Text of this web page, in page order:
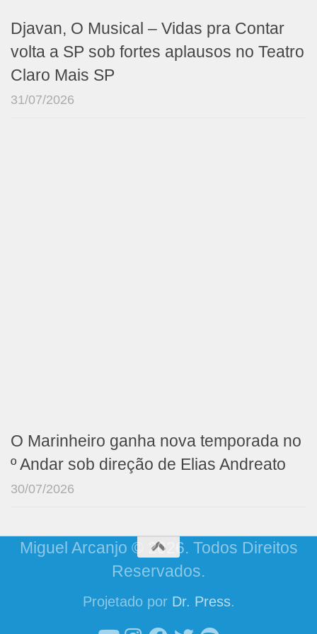
Djavan, O Musical – Vidas pra Contar
volta a SP sob fortes aplausos no Teatro
Claro Mais SP
31/07/2026
O Marinheiro ganha nova temporada no
º Andar sob direção de Elias Andreato
30/07/2026
Miguel Arcanjo © 2026. Todos Direitos
Reservados.
Projetado por Dr. Press.